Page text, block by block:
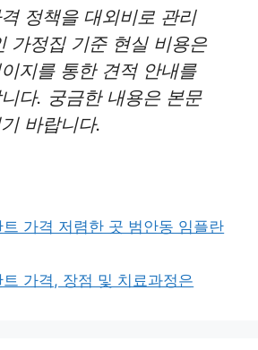
정책을 대외비로 관리
가정집 기준 현실 비용은
지를 통한 견적 안내를
다. 궁금한 내용은 본문
바랍니다.
가격 저렴한 곳 범안동 임플란
가격, 장점 및 치료과정은